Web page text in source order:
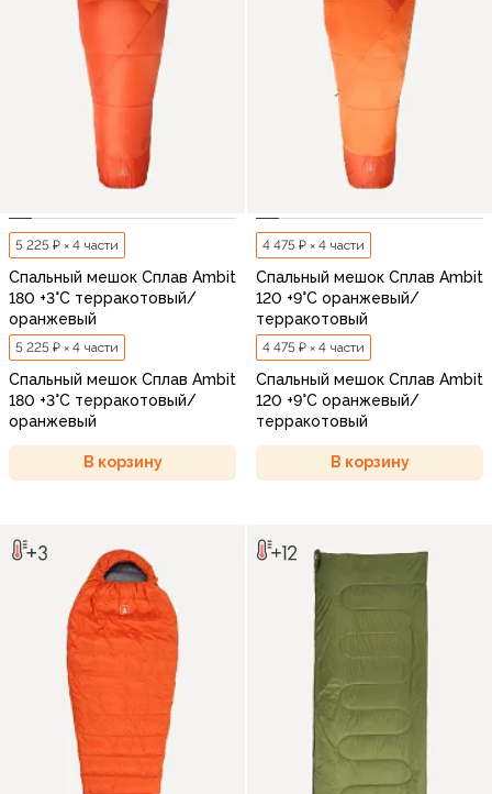
5 225 ₽ × 4 части
Спальный мешок Сплав Ambit
180 +3°C терракотовый/
оранжевый
5 225 ₽ × 4 части
Спальный мешок Сплав Ambit
180 +3°C терракотовый/
оранжевый
В корзину
4 475 ₽ × 4 части
Спальный мешок Сплав Ambit
120 +9°C оранжевый/
терракотовый
4 475 ₽ × 4 части
Спальный мешок Сплав Ambit
120 +9°C оранжевый/
терракотовый
В корзину